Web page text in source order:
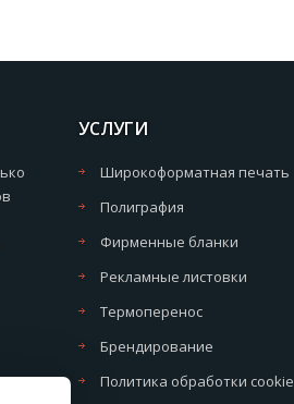
УСЛУГИ
Широкоформатная печать
Полиграфия
Фирменные бланки
Рекламные листовки
Термоперенос
Брендирование
Политика обработки cookie